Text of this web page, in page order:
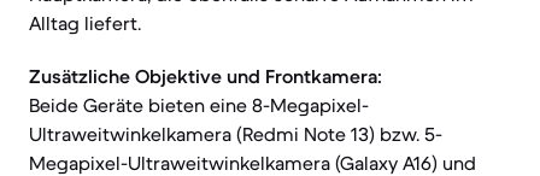
Alltag liefert.
Zusätzliche Objektive und Frontkamera:
Beide Geräte bieten eine 8-Megapixel-
Ultraweitwinkelkamera (Redmi Note 13) bzw. 5-
Megapixel-Ultraweitwinkelkamera (Galaxy A16) und